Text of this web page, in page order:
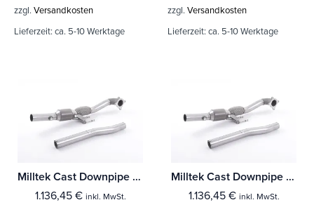
zzgl. Versandkosten
Lieferzeit: ca. 5-10 Werktage
zzgl. Versandkosten
Lieferzeit: ca. 5-10 Werktage
Milltek Cast Downpipe with HJS High Flow Sports Cat Volkswagen Golf Mk6 GTi 2.0 TSI 210PS
1.136,45 € inkl. MwSt.
Milltek Cast Downpipe with HJS High Flow Sports Cat Volkswagen Golf Mk5 GTi Edition 30 2.0T FSi 230PS
1.136,45 € inkl. MwSt.